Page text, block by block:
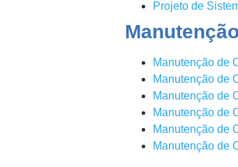
Projeto de
Manutenção de
Manutenção de
Manutenção de
Manutenção de
Manutenção de
Manutenção de